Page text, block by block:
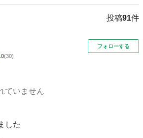
投稿91件
(30)
フォローする
ていません
した